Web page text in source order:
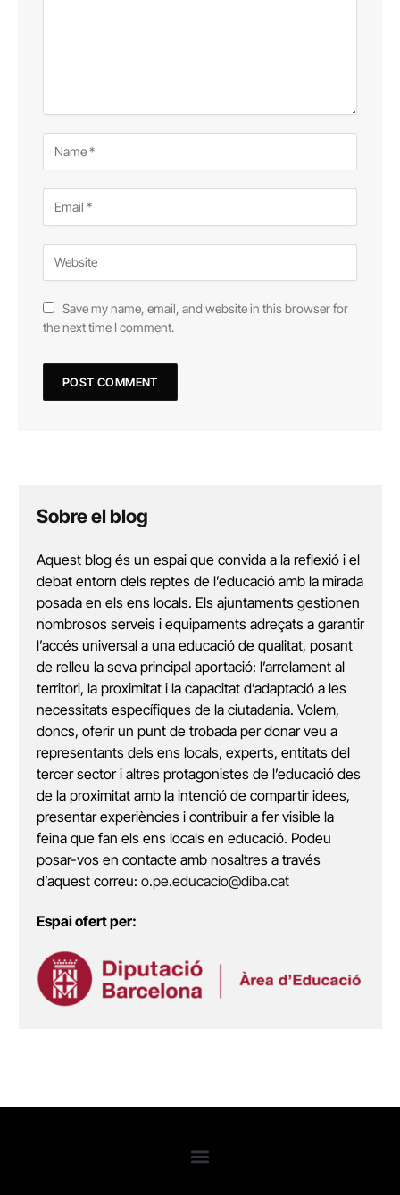
Save my name, email, and website in this browser for
the next time I comment.
Sobre el blog
Aquest blog és un espai que convida a la reflexió i el
debat entorn dels reptes de l’educació amb la mirada
posada en els ens locals. Els ajuntaments gestionen
nombrosos serveis i equipaments adreçats a garantir
l’accés universal a una educació de qualitat, posant
de relleu la seva principal aportació: l’arrelament al
territori, la proximitat i la capacitat d’adaptació a les
necessitats específiques de la ciutadania. Volem,
doncs, oferir un punt de trobada per donar veu a
representants dels ens locals, experts, entitats del
tercer sector i altres protagonistes de l’educació des
de la proximitat amb la intenció de compartir idees,
presentar experiències i contribuir a fer visible la
feina que fan els ens locals en educació. Podeu
posar-vos en contacte amb nosaltres a través
d’aquest correu: o.pe.educacio@diba.cat
Espai ofert per: